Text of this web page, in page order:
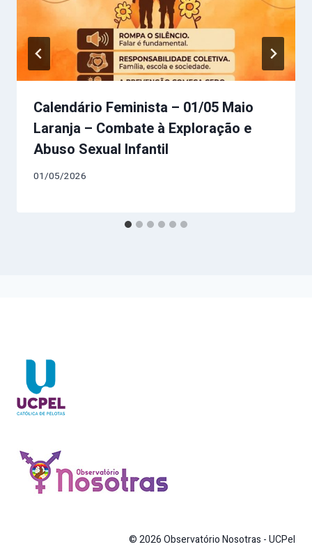
Calendário Feminista – 01/05 Maio
Laranja – Combate à Exploração e
Abuso Sexual Infantil
01/05/2026
© 2026 Observatório Nosotras - UCPel